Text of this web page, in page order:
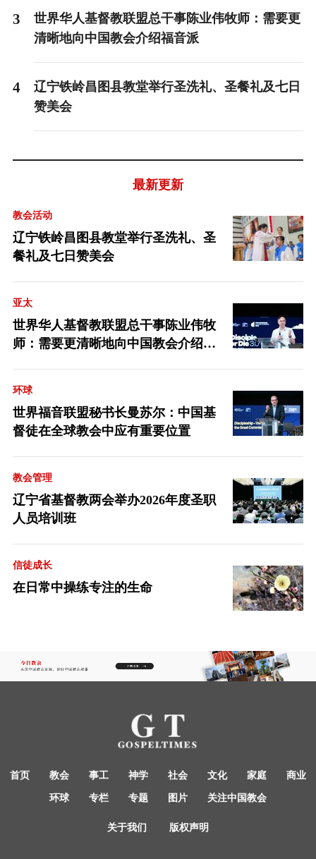
3
世界华人基督教联盟总干事陈业伟牧师：需要更
清晰地向中国教会介绍福音派
4
辽宁铁岭昌图县教堂举行圣洗礼、圣餐礼及七日
赞美会
最新更新
教会活动
辽宁铁岭昌图县教堂举行圣洗礼、圣
餐礼及七日赞美会
亚太
世界华人基督教联盟总干事陈业伟牧
师：需要更清晰地向中国教会介绍福
环球
世界福音联盟秘书长曼苏尔：中国基
督徒在全球教会中应有重要位置
教会管理
辽宁省基督教两会举办2026年度圣职
人员培训班
信徒成长
在日常中操练专注的生命
首页 教会 事工 神学 社会 文化 家庭 商业
环球 专栏 专题 图片 关注中国教会
关于我们 版权声明